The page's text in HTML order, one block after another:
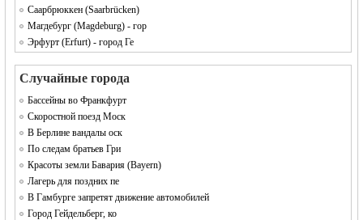
Саарбрюккен (Saarbrücken)
Магдебург (Magdeburg) - гор
Эрфурт (Erfurt) - город Ге
Случайные города
Бассейны во Франкфурт
Скоростной поезд Моск
В Берлине вандалы оск
По следам братьев Гри
Красоты земли Бавария (Bayern)
Лагерь для поздних пе
В Гамбурге запретят движение автомобилей
Город Гейдельберг, ко